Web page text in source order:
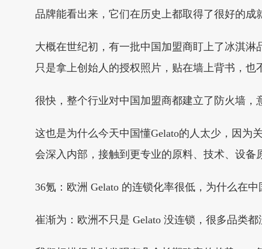
品牌能看出来，它们在历史上都取得了很好的成
大概在世纪初，有一批中国加盟商盯上了冰淇淋
只是拿上创始人的授权照片，贴在墙上背书，
很快，整个行业对中国加盟商都建立了防火墙
这也是为什么今天中国懂Gelato的人太少，因为
会深入内部，接触到更专业的原料、技术、设备
36氪：欧洲 Gelato 的连锁化率很低，为什么在
崔渐为：欧洲不只是 Gelato 没连锁，很多品类